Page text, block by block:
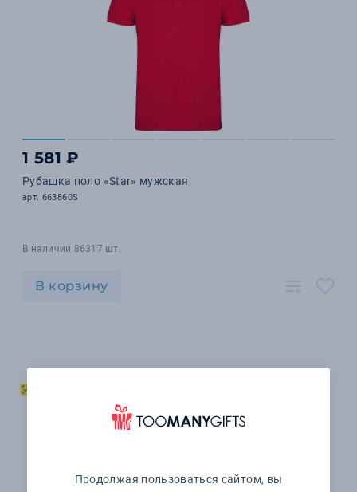
1 581 ₽
Рубашка поло «Star» мужская
арт. 663860S
В наличии 86317 шт.
В корзину
Продолжая пользоваться сайтом, вы